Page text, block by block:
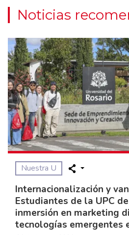
Noticias
Nuestra U
Internacionalización y
Estudiantes de la UPC
inmersión en marketing
tecnologías emergentes